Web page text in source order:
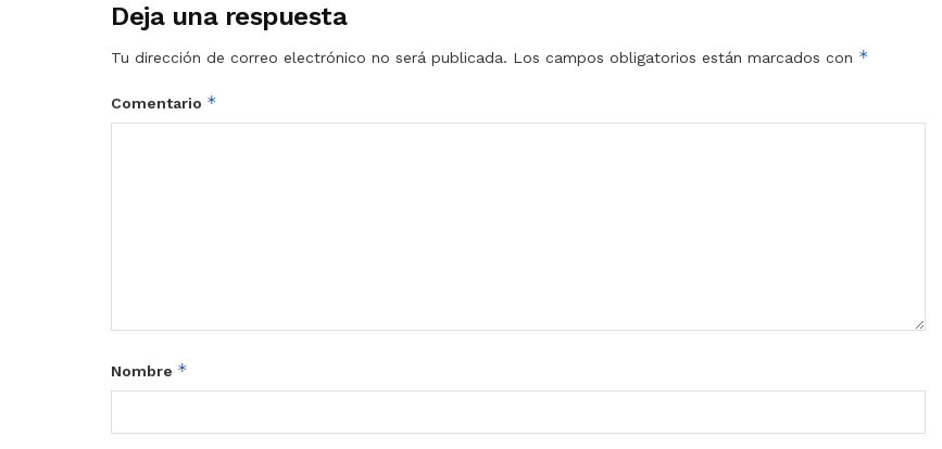
Deja una respuesta
Tu dirección de correo electrónico no será publicada. Los campos obligatorios están marcados con *
Comentario *
Nombre *